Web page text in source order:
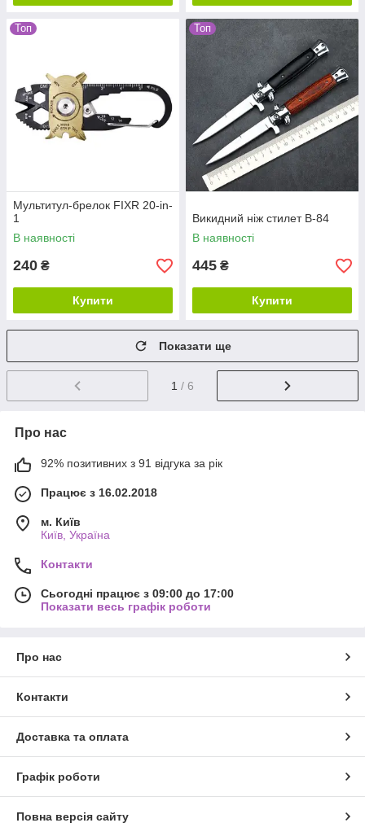
Топ
Мультитул-брелок FIXR 20-in-
1
В наявності
240 ₴
Купити
Топ
Викидний ніж стилет B-84
В наявності
445 ₴
Купити
Показати ще
1 / 6
Про нас
92% позитивних з 91 відгука за рік
Працює з 16.02.2018
м. Київ
Київ, Україна
Контакти
Сьогодні працює з 09:00 до 17:00
Показати весь графік роботи
Про нас
Контакти
Доставка та оплата
Графік роботи
Повна версія сайту